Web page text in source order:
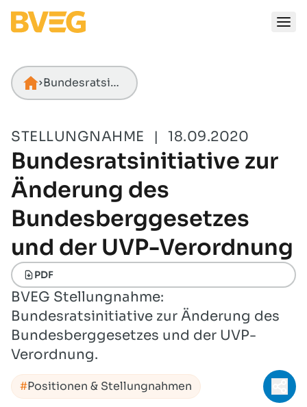
Startseite
Bundesratsinitiative zur Änderung des Bundesberggesetzes und der UVP-Verordnung
STELLUNGNAHME | 18.09.2020
Bundesratsinitiative zur
Änderung des
Bundesberggesetzes
und der UVP-Verordnung
PDF
BVEG Stellungnahme:
Bundesratsinitiative zur Änderung des
Bundesberggesetzes und der UVP-
Verordnung.
Positionen & Stellungnahmen